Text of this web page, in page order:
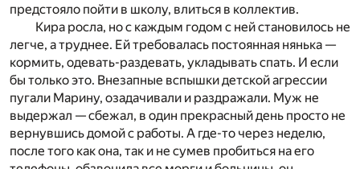
предстояло пойти в школу, влиться в коллектив.
Кира росла, но с каждым годом с ней становилось не
легче, а труднее. Ей требовалась постоянная нянька —
кормить, одевать-раздевать, укладывать спать. И если
бы только это. Внезапные вспышки детской агрессии
пугали Марину, озадачивали и раздражали. Муж не
выдержал — сбежал, в один прекрасный день просто не
вернувшись домой с работы. А где-то через неделю,
после того как она, так и не сумев пробиться на его